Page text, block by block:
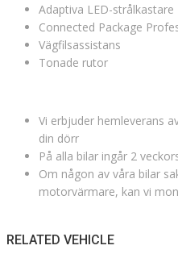
Adaptiva LED-strålkastare
Connected Package
Vägfilsassistans
Tonade rutor
Vi erbjuder hemleverans
din dörr
På alla bilar ingår 2
Om någon av våra bilar
motorvärmare, kan vi
RELATED VEHICLE